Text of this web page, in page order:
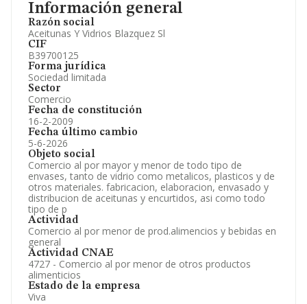
Información general
Razón social
Aceitunas Y Vidrios Blazquez Sl
CIF
B39700125
Forma jurídica
Sociedad limitada
Sector
Comercio
Fecha de constitución
16-2-2009
Fecha último cambio
5-6-2026
Objeto social
Comercio al por mayor y menor de todo tipo de
envases, tanto de vidrio como metalicos, plasticos y de
otros materiales. fabricacion, elaboracion, envasado y
distribucion de aceitunas y encurtidos, asi como todo
tipo de p
Actividad
Comercio al por menor de prod.alimencios y bebidas en
general
Actividad CNAE
4727 - Comercio al por menor de otros productos
alimenticios
Estado de la empresa
Viva